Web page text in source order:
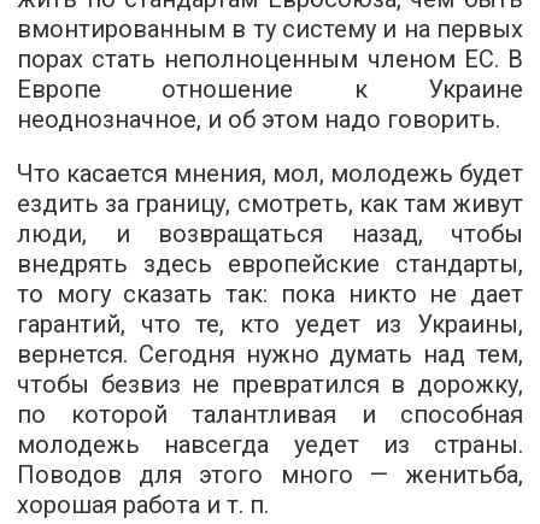
вмонтированным в ту систему и на первых
порах стать неполноценным членом ЕС. В
Европе отношение к Украине
неоднозначное, и об этом надо говорить.
Что касается мнения, мол, молодежь будет
ездить за границу, смотреть, как там живут
люди, и возвращаться назад, чтобы
внедрять здесь европейские стандарты,
то могу сказать так: пока никто не дает
гарантий, что те, кто уедет из Украины,
вернется. Сегодня нужно думать над тем,
чтобы безвиз не превратился в дорожку,
по которой талантливая и способная
молодежь навсегда уедет из страны.
Поводов для этого много — женитьба,
хорошая работа и т. п.